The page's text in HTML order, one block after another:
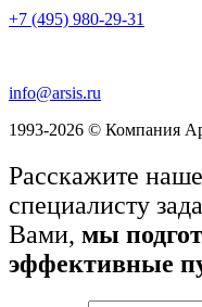
+7 (495) 980-29-31
info@arsis.ru
1993-2026 © Компания
Расскажите
специалисту
Вами, мы
эффективные